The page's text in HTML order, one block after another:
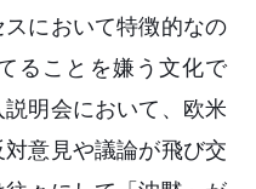
において特徴的なの
ることを嫌う文化で
明会において、欧米
意見や議論が飛び交